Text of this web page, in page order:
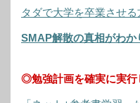
タダで大学を卒業させる
SMAP解散の真相がわか
◎勉強計画を確実に実行